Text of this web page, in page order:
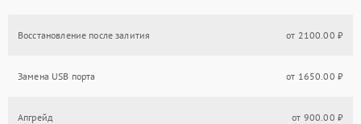
Восстановление после залития от 2100.00 ₽
Замена USB порта от 1650.00 ₽
Апгрейд от 900.00 ₽